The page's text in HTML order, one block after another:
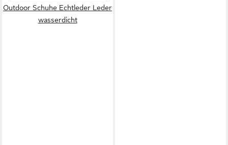
Outdoor Schuhe Echtleder Leder
wasserdicht